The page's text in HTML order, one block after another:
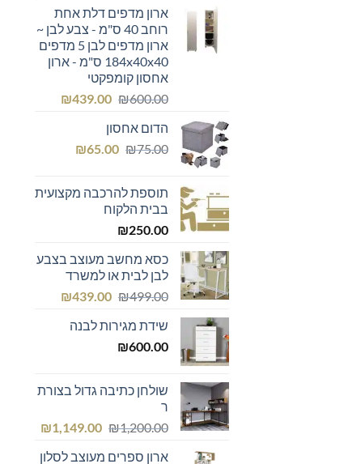
₪800.00.
₪759.00.ארון מדפים דלת אחת
רוחב 40 ס"מ - צבע לבן ~
ארון מדפים לבן 5 מדפים
184x40x40 ס"מ - ארון
אחסון קומפקטי
₪600.00
המחיר
היה:
₪600.00.
₪439.00
המחיר
הדום אחסון
₪75.00
המחיר
₪75.00.
₪65.00
המחיר
₪65.00.
תוספת להרכבה מקצועית
בבית הלקוח
₪250.00
כסא מחשב מעוצב בצבע
לבן לבית או למשרד
₪499.00
המחיר
היה:
₪439.00
המחיר
שידת מגירות לבנה
₪600.00
שולחן כתיבה גדול בצורת
ר
₪1,200.00
המחיר
היה:
₪1,149.00
המחיר
הוא:ארון ספרים מעוצב לסלון